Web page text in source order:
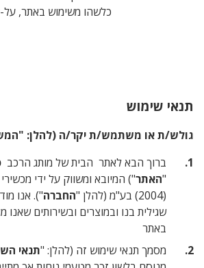
כלשהו משימוש באתר, על-ידי
ת יקר/ה (להלן: "המשתמש")
הבית של מותג הרכבסוזוקי( להלן
ומשווק על ידי מכשירי תנועה ומכוניות
החברה"). אנו מודים לך על העניין
ובשירותים שאנו מציעים, ועל ביקורך
זה (להלן: "תנאי השימוש" או "התקנון")